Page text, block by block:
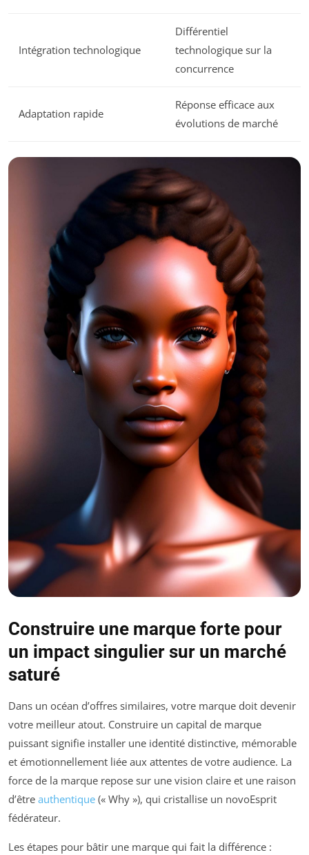
Intégration technologique
Différentiel
technologique sur la
concurrence
Adaptation rapide
Réponse efficace aux
évolutions de marché
Construire une marque forte pour
un impact singulier sur un marché
saturé
Dans un océan d’offres similaires, votre marque doit devenir
votre meilleur atout. Construire un capital de marque
puissant signifie installer une identité distinctive, mémorable
et émotionnellement liée aux attentes de votre audience. La
force de la marque repose sur une vision claire et une raison
d’être authentique (« Why »), qui cristallise un novoEsprit
fédérateur.
Les étapes pour bâtir une marque qui fait la différence :